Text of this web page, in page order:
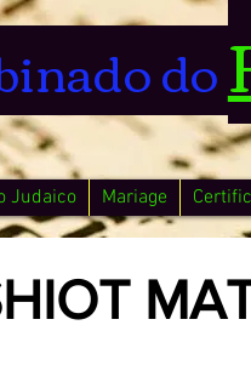
do
Judaico Mariage